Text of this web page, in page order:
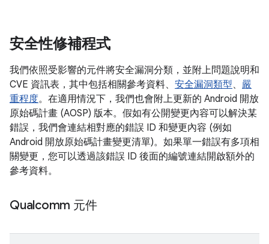
安全性修補程式
我們依照受影響的元件將安全漏洞分類，並附上問題說明和
CVE 資訊表，其中包括相關參考資料、 安全漏洞類型、 嚴
重程度。在適用情況下，我們也會附上更新的 Android 開放
原始碼計畫 (AOSP) 版本。假如有公開變更內容可以解決某
錯誤，我們會連結相對應的錯誤 ID 和變更內容 (例如
Android 開放原始碼計畫變更清單)。如果單一錯誤有多項相
關變更，您可以透過該錯誤 ID 後面的編號連結開啟額外的
參考資料。
Qualcomm 元件